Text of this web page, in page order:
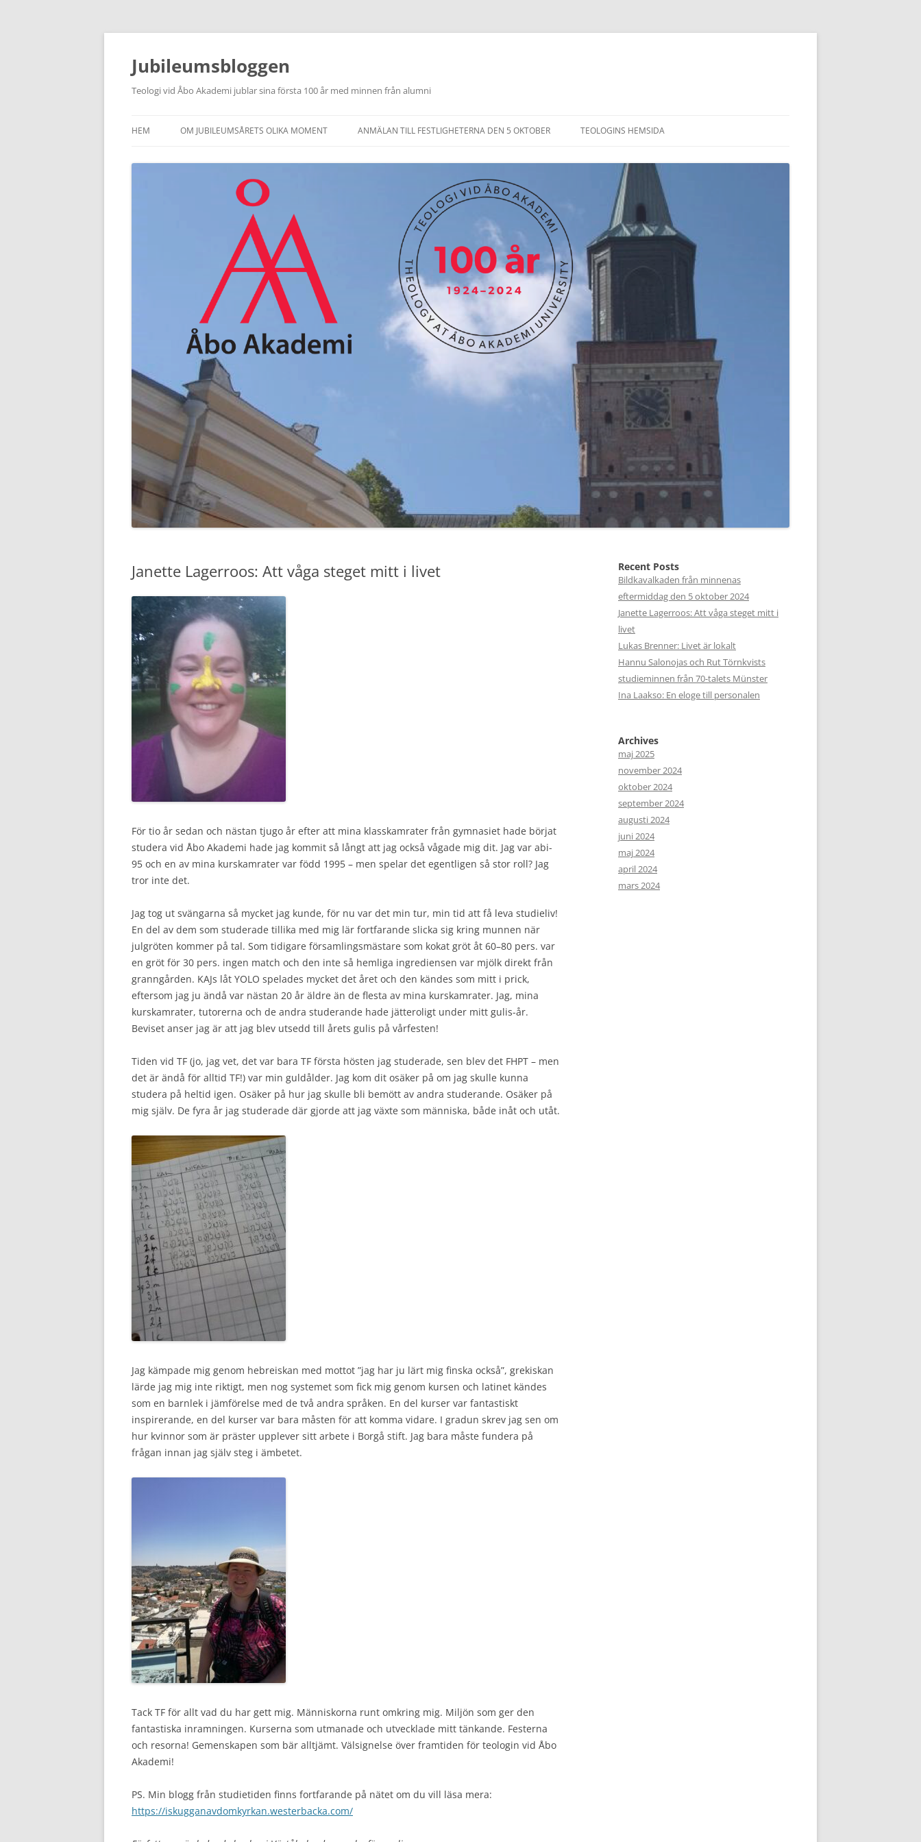
Hoppa
innehåll
Jubileumsbloggen
Teologi vid Åbo Akademi jublar sina första 100 år med minnen från alumni
HEM OM JUBILEUMSÅRETS OLIKA MOMENT ANMÄLAN TILL FESTLIGHETERNA DEN 5 OKTOBER TEOLOGINS HEMSIDA
Janette Lagerroos: Att våga steget mitt i livet
För tio år sedan och nästan tjugo år efter att mina klasskamrater från gymnasiet hade börjat
studera vid Åbo Akademi hade jag kommit så långt att jag också vågade mig dit. Jag var abi-
95 och en av mina kurskamrater var född 1995 – men spelar det egentligen så stor roll? Jag
tror inte det.
Jag tog ut svängarna så mycket jag kunde, för nu var det min tur, min tid att få leva studieliv!
En del av dem som studerade tillika med mig lär fortfarande slicka sig kring munnen när
julgröten kommer på tal. Som tidigare församlingsmästare som kokat gröt åt 60–80 pers. var
en gröt för 30 pers. ingen match och den inte så hemliga ingrediensen var mjölk direkt från
granngården. KAJs låt YOLO spelades mycket det året och den kändes som mitt i prick,
eftersom jag ju ändå var nästan 20 år äldre än de flesta av mina kurskamrater. Jag, mina
kurskamrater, tutorerna och de andra studerande hade jätteroligt under mitt gulis-år.
Beviset anser jag är att jag blev utsedd till årets gulis på vårfesten!
Tiden vid TF (jo, jag vet, det var bara TF första hösten jag studerade, sen blev det FHPT – men
det är ändå för alltid TF!) var min guldålder. Jag kom dit osäker på om jag skulle kunna
studera på heltid igen. Osäker på hur jag skulle bli bemött av andra studerande. Osäker på
mig själv. De fyra år jag studerade där gjorde att jag växte som människa, både inåt och utåt.
Jag kämpade mig genom hebreiskan med mottot ”jag har ju lärt mig finska också”, grekiskan
lärde jag mig inte riktigt, men nog systemet som fick mig genom kursen och latinet kändes
som en barnlek i jämförelse med de två andra språken. En del kurser var fantastiskt
inspirerande, en del kurser var bara måsten för att komma vidare. I gradun skrev jag sen om
hur kvinnor som är präster upplever sitt arbete i Borgå stift. Jag bara måste fundera på
frågan innan jag själv steg i ämbetet.
Tack TF för allt vad du har gett mig. Människorna runt omkring mig. Miljön som ger den
fantastiska inramningen. Kurserna som utmanade och utvecklade mitt tänkande. Festerna
och resorna! Gemenskapen som bär alltjämt. Välsignelse över framtiden för teologin vid Åbo
Akademi!
PS. Min blogg från studietiden finns fortfarande på nätet om du vill läsa mera:
https://iskugganavdomkyrkan.westerbacka.com/
Recent Posts
Bildkavalkaden från minnenas
eftermiddag den 5 oktober 2024
Janette Lagerroos: Att våga steget mitt i
livet
Lukas Brenner: Livet är lokalt
Hannu Salonojas och Rut Törnkvists
studieminnen från 70-talets Münster
Ina Laakso: En eloge till personalen
Archives
maj 2025
november 2024
oktober 2024
september 2024
augusti 2024
juni 2024
maj 2024
april 2024
mars 2024